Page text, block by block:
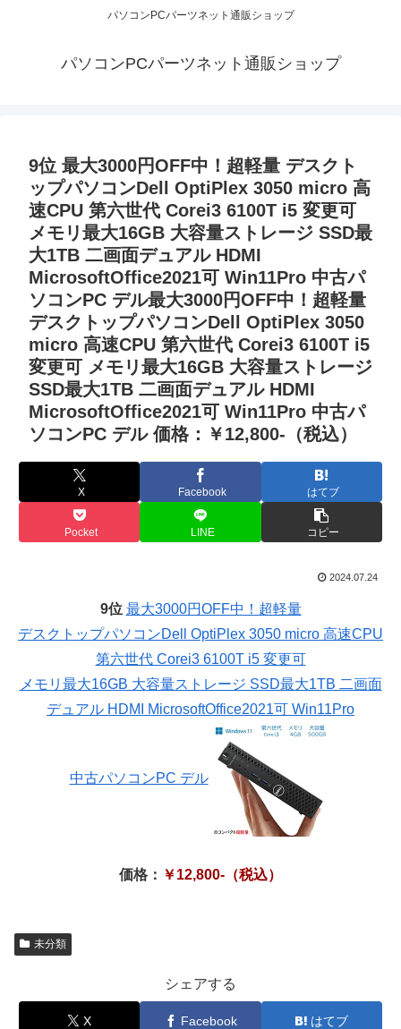
パソコンPCパーツネット通販ショップ
パソコンPCパーツネット通販ショップ
9位 最大3000円OFF中！超軽量 デスクト
ップパソコンDell OptiPlex 3050 micro 高
速CPU 第六世代 Corei3 6100T i5 変更可
メモリ最大16GB 大容量ストレージ SSD最
大1TB 二画面デュアル HDMI
MicrosoftOffice2021可 Win11Pro 中古パ
ソコンPC デル最大3000円OFF中！超軽量
デスクトップパソコンDell OptiPlex 3050
micro 高速CPU 第六世代 Corei3 6100T i5
変更可 メモリ最大16GB 大容量ストレージ
SSD最大1TB 二画面デュアル HDMI
MicrosoftOffice2021可 Win11Pro 中古パ
ソコンPC デル 価格：￥12,800-（税込）
X Facebook はてブ
Pocket LINE コピー
2024.07.24
9位 最大3000円OFF中！超軽量
デスクトップパソコンDell OptiPlex 3050 micro 高速CPU
第六世代 Corei3 6100T i5 変更可
メモリ最大16GB 大容量ストレージ SSD最大1TB 二画面
デュアル HDMI MicrosoftOffice2021可 Win11Pro
中古パソコンPC デル
価格： ￥12,800-（税込）
未分類
シェアする
X Facebook はてブ